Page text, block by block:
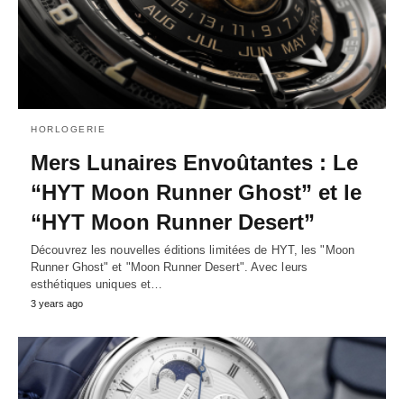
HORLOGERIE
Mers Lunaires Envoûtantes : Le
“HYT Moon Runner Ghost” et le
“HYT Moon Runner Desert”
Découvrez les nouvelles éditions limitées de HYT, les "Moon
Runner Ghost" et "Moon Runner Desert". Avec leurs
esthétiques uniques et…
3 years ago